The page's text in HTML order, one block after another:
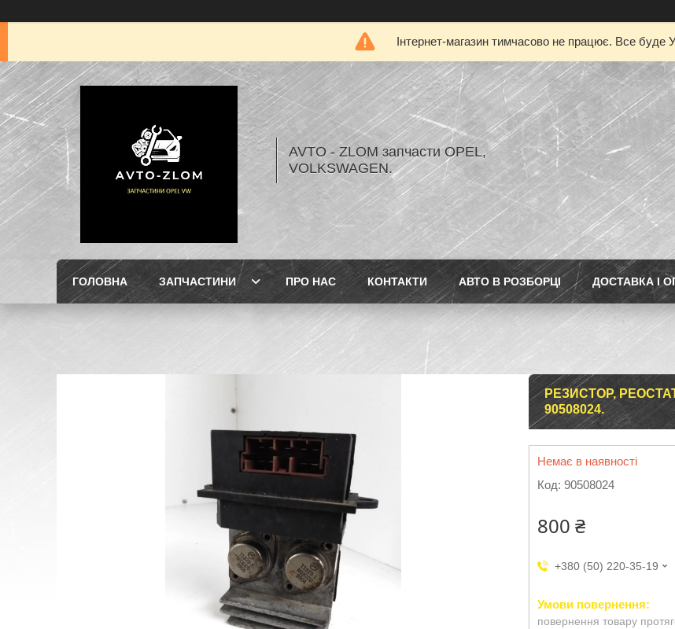
Інтернет-магазин тимчасово не працює. Все буде
AVTO - ZLOM запчасти OPEL,
VOLKSWAGEN.
ГОЛОВНА ЗАПЧАСТИНИ ПРО НАС КОНТАКТИ АВТО В РОЗБОРЦІ ДОСТАВКА І
РЕЗИСТОР,
90508024.
Немає в наявності
Код: 90508024
800 ₴
+380 (50) 220-35-19
повернення товару